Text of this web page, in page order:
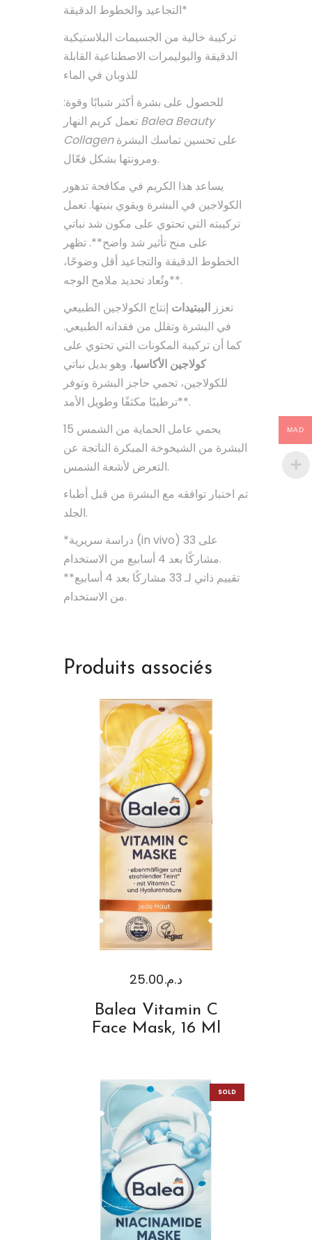
التجاعيد والخطوط الدقيقة*
تركيبة خالية من الجسيمات البلاستيكية
الدقيقة والبوليمرات الاصطناعية القابلة
للذوبان في الماء
للحصول على بشرة أكثر شبابًا وقوة:
Balea Beauty
Collagenعلى تحسين تماسك البشرة
ومرونتها بشكل فعّال.
يساعد هذا الكريم في مكافحة تدهور
الكولاجين في البشرة ويقوي بنيتها. تعمل
تركيبته التي تحتوي على مكون شد نباتي
على منح تأثير شد واضح**. تظهر
الخطوط الدقيقة والتجاعيد أقل وضوحًا،
وتُعاد تحديد ملامح الوجه**.
تعزز الببتيدات إنتاج الكولاجين الطبيعي
في البشرة وتقلل من فقدانه الطبيعي.
كما أن تركيبة المكونات التي تحتوي على
كولاجين الأكاسيا، وهو بديل نباتي
للكولاجين، تحمي حاجز البشرة وتوفر
ترطيبًا مكثفًا وطويل الأمد**.
يحمي عامل الحماية من الشمس 15
البشرة من الشيخوخة المبكرة الناتجة عن
التعرض لأشعة الشمس.
تم اختبار توافقه مع البشرة من قبل أطباء
الجلد.
*دراسة سريرية (in vivo) على 33
مشاركًا بعد 4 أسابيع من الاستخدام.
**تقييم ذاتي لـ 33 مشاركًا بعد 4 أسابيع
من الاستخدام.
Produits associés
د.م.25.00
Balea Vitamin C
Face Mask, 16 Ml
SOLD
MAD